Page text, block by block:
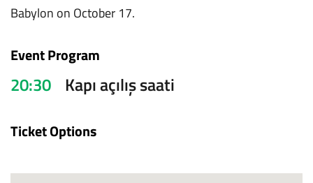
Babylon on October 17.
Event Program
20:30 Kapı açılış saati
Ticket Options